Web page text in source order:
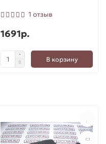
1 отзыв
1691р.
В корзину